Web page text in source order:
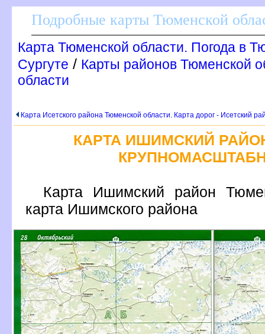
Подробные карты Тюменской
Карта Тюменской области. Погода в
Сургуте / Карты районов Тюменской
области
Карта Исетского района Тюменской области. Карта дорог - Исетский
КАРТА ИШИМСКИЙ
Карта Ишимский район
карта Ишимского района